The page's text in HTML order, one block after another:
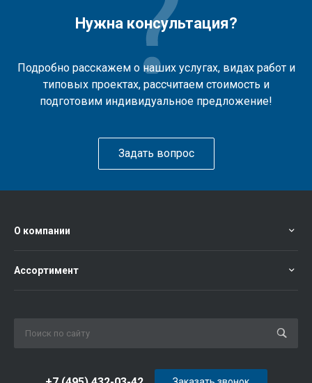
Нужна консультация?
Подробно расскажем о наших услугах, видах работ и
типовых проектах, рассчитаем стоимость и
подготовим индивидуальное предложение!
Задать вопрос
О компании
Ассортимент